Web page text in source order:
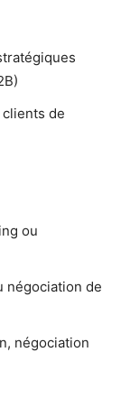
de
ou
négociation de
négociation